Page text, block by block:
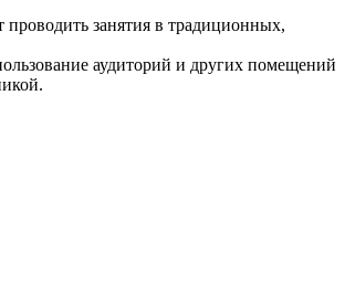
занятия в традиционных,
аудиторий и других помещений